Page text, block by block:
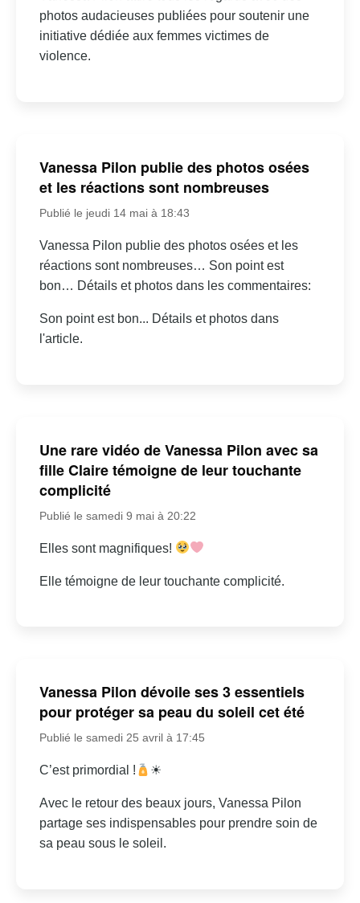
photos audacieuses publiées pour soutenir une
initiative dédiée aux femmes victimes de
violence.
Vanessa Pilon publie des photos osées
et les réactions sont nombreuses
Publié le jeudi 14 mai à 18:43
Vanessa Pilon publie des photos osées et les
réactions sont nombreuses… Son point est
bon… Détails et photos dans les commentaires:
Son point est bon... Détails et photos dans
l'article.
Une rare vidéo de Vanessa Pilon avec sa
fille Claire témoigne de leur touchante
complicité
Publié le samedi 9 mai à 20:22
Elles sont magnifiques!
Elle témoigne de leur touchante complicité.
Vanessa Pilon dévoile ses 3 essentiels
pour protéger sa peau du soleil cet été
Publié le samedi 25 avril à 17:45
C’est primordial ! ☀
Avec le retour des beaux jours, Vanessa Pilon
partage ses indispensables pour prendre soin de
sa peau sous le soleil.